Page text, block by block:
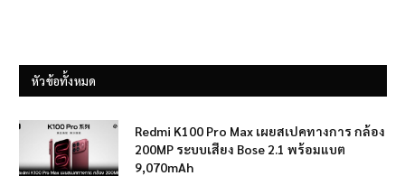
หัวข้อทั้งหมด
Redmi K100 Pro Max เผยสเปคทางการ กล้อง
200MP ระบบเสียง Bose 2.1 พร้อมแบต
9,070mAh